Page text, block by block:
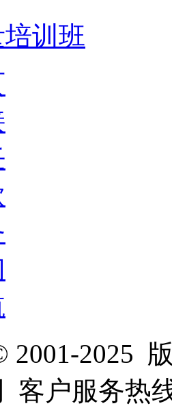
训班
2001-2025
客户服务热